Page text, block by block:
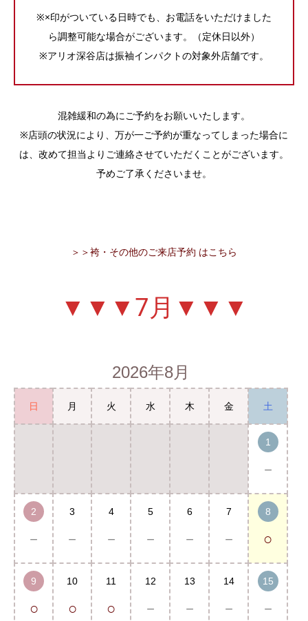
※×印がついている日時でも、お電話をいただけました
ら調整可能な場合がございます。（定休日以外）
※アリオ深谷店は振袖インパクトの対象外店舗です。
混雑緩和の為にご予約をお願いいたします。
※店頭の状況により、万が一ご予約が重なってしまった場合に
は、改めて担当よりご連絡させていただくことがございます。
予めご了承くださいませ。
＞＞袴・その他のご来店予約 はこちら
▼▼▼7月▼▼▼
2026年8月
日 月 火 水 木 金 土
1
－
2
－
3
－
4
－
5
－
6
－
7
－
8
○
9
○
10
○
11
○
12
－
13
－
14
－
15
－